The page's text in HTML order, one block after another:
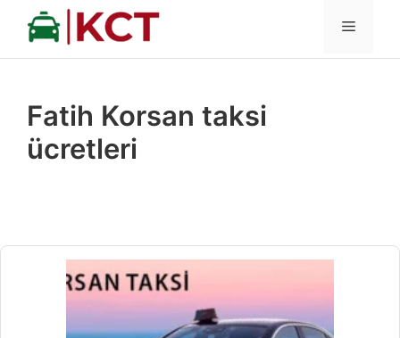
İçeriğe
MENÜ
Fatih Korsan taksi
ücretleri